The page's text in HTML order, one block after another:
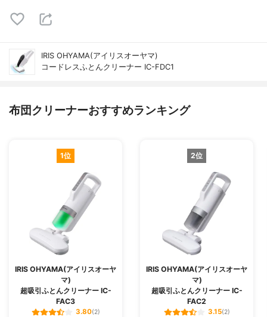
IRIS OHYAMA(アイリスオーヤマ)
コードレスふとんクリーナー IC-FDC1
布団クリーナーおすすめランキング
1位
IRIS OHYAMA(アイリスオーヤ
マ)
超吸引ふとんクリーナー IC-
FAC3
3.80(2)
2位
IRIS OHYAMA(アイリスオーヤ
マ)
超吸引ふとんクリーナー IC-
FAC2
3.15(2)